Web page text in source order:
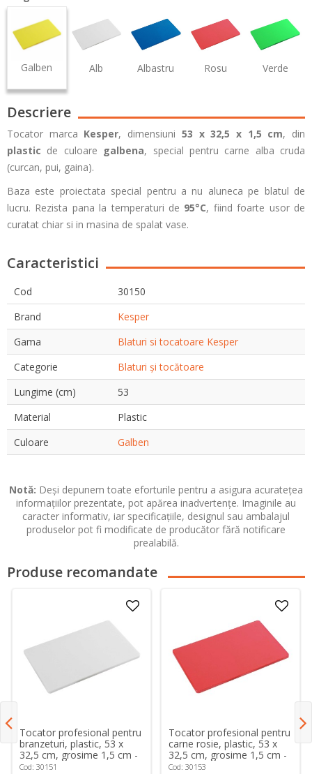
Galben Alb Albastru Rosu Verde
Descriere
Tocator marca Kesper, dimensiuni 53 x 32,5 x 1,5 cm, din
plastic de culoare galbena, special pentru carne alba cruda
(curcan, pui, gaina).
Baza este proiectata special pentru a nu aluneca pe blatul de
lucru. Rezista pana la temperaturi de 95°C, fiind foarte usor de
curatat chiar si in masina de spalat vase.
Caracteristici
Cod
30150
Brand
Kesper
Gama
Blaturi si tocatoare Kesper
Categorie
Blaturi și tocătoare
Lungime (cm)
53
Material
Plastic
Culoare
Galben
Notă: Deși depunem toate eforturile pentru a asigura acuratețea
informațiilor prezentate, pot apărea inadvertențe. Imaginile au
caracter informativ, iar specificațiile, designul sau ambalajul
produselor pot fi modificate de producător fără notificare
prealabilă.
Produse recomandate
Tocator profesional pentru
branzeturi, plastic, 53 x
32,5 cm, grosime 1,5 cm -
Kesper
Cod: 30151
Tocator profesional pentru
carne rosie, plastic, 53 x
32,5 cm, grosime 1,5 cm -
Kesper
Cod: 30153